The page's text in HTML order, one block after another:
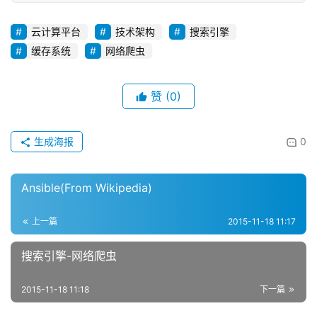
云计算平台 技术架构
搜索引擎
缓存系统
网络爬虫
赞 (0)
0
生成海报
Ansible(From Wikipedia)
上一篇 2015-11-18 11:17
搜索引擎-网络爬虫
下一篇
2015-11-18 11:18